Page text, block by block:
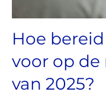
Hoe
voor op
van 2025?